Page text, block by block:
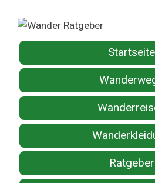
Startseite
Ratgeber